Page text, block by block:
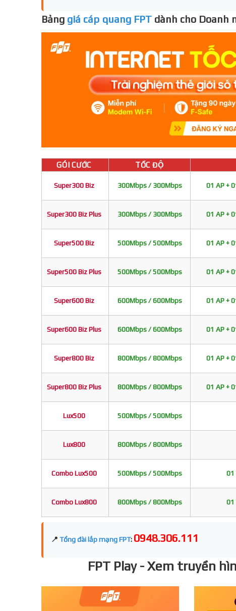
Bảng giá cáp quang FPT dành cho Doanh
GÓI CƯỚC TỐC ĐỘ
Super300 Biz 300Mbps / 300Mbps 01 AP +
Super300 Biz Plus 300Mbps / 300Mbps 01 AP +
Super500 Biz 500Mbps / 500Mbps 01 AP +
Super500 Biz Plus 500Mbps / 500Mbps 01 AP +
Super600 Biz 600Mbps / 600Mbps 01 AP +
Super600 Biz Plus 600Mbps / 600Mbps 01 AP +
Super800 Biz 800Mbps / 800Mbps 01 AP +
Super800 Biz Plus 800Mbps / 800Mbps 01 AP +
Lux500 500Mbps / 500Mbps
Lux800 800Mbps / 800Mbps
Combo Lux500 500Mbps / 500Mbps 01
Combo Lux800 800Mbps / 800Mbps 01
📍 Tổng đài lắp mạng FPT: 0948.306.111
FPT Play - Xem truyền